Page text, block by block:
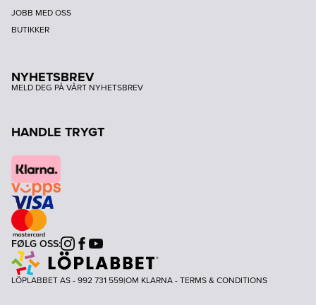
JOBB MED OSS
BUTIKKER
NYHETSBREV
MELD DEG PÅ VÅRT NYHETSBREV
HANDLE TRYGT
FØLG OSS:Instagram
Facebook
Youtube
LÖPLABBET AS - 992 731 559|OM KLARNA-TERMS & CONDITIONS